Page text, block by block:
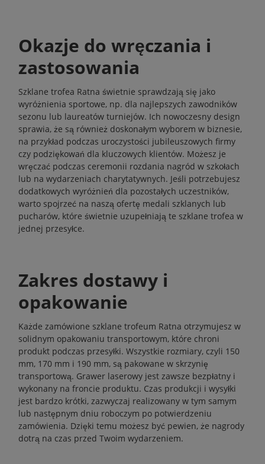
Okazje do wręczania i
zastosowania
Szklane trofea Ratna świetnie sprawdzają się jako
wyróżnienia sportowe, np. dla najlepszych zawodników
sezonu lub laureatów turniejów. Ich nowoczesny design
sprawia, że są również doskonałym wyborem w biznesie,
na przykład podczas uroczystości jubileuszowych firmy
czy podziękowań dla kluczowych klientów. Możesz je
wręczać podczas ceremonii rozdania nagród w szkołach
lub na wydarzeniach charytatywnych. Jeśli potrzebujesz
dodatkowych wyróżnień dla pozostałych uczestników,
warto spojrzeć na naszą ofertę medali szklanych lub
pucharów, które świetnie uzupełniają te szklane trofea w
jednej przesyłce.
Zakres dostawy i
opakowanie
Każde zamówione szklane trofeum Ratna otrzymujesz w
solidnym opakowaniu transportowym, które chroni
produkt podczas przesyłki. Wszystkie rozmiary, czyli 150
mm, 170 mm i 190 mm, są pakowane w skrzynię
transportową. Grawer laserowy jest zawsze bezpłatny i
wykonany na froncie produktu. Czas produkcji i wysyłki
jest bardzo krótki, zazwyczaj realizowany w tym samym
lub następnym dniu roboczym po potwierdzeniu
zamówienia. Dzięki temu możesz być pewien, że nagrody
dotrą na czas przed Twoim wydarzeniem.